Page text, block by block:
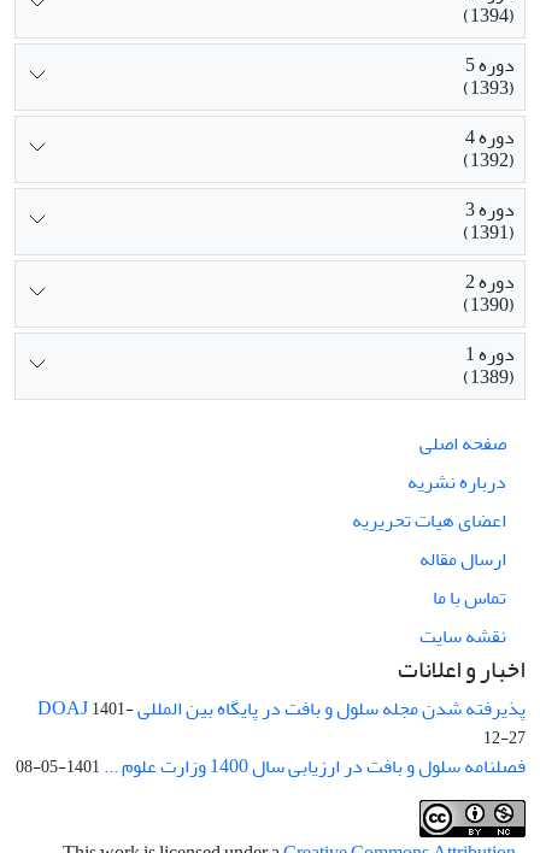
(1394)
دوره 5
(1393)
دوره 4
(1392)
دوره 3
(1391)
دوره 2
(1390)
دوره 1
(1389)
صفحه اصلی
درباره نشریه
اعضای هیات تحریریه
ارسال مقاله
تماس با ما
نقشه سایت
اخبار و اعلانات
پذیرفته شدن مجله سلول و بافت در پایگاه بین المللی DOAJ1401-
12-27
فصلنامه سلول و بافت در ارزیابی سال 1400 وزارت علوم ... 1401-05-08